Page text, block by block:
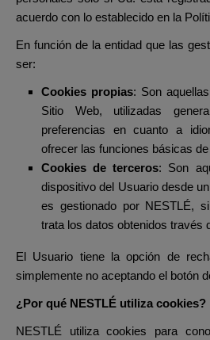
acuerdo con lo establecido en la
En función de la entidad que las
ser:
Cookies propias: Son
Sitio Web, utilizadas
preferencias en cuanto a
ofrecer las funciones básicas
Cookies de terceros: Son
dispositivo del Usuario desde
es gestionado por NESTLÉ,
trata los datos obtenidos través
El Usuario tiene la opción de
simplemente no aceptando el botón
¿Por qué NESTLÉ utiliza cookies?
NESTLÉ utiliza cookies para